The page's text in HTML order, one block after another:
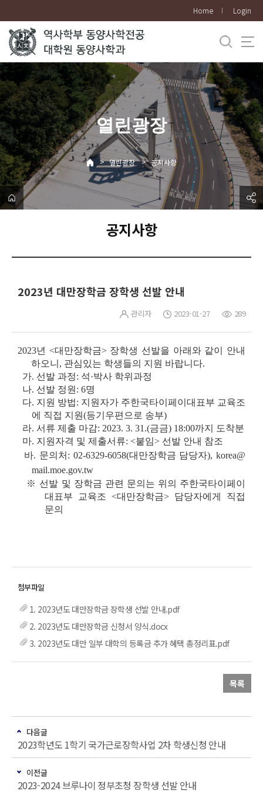
로
메
뉴
Home Login
열린광장
> 열린광장 > 공지사항
공지사항
2023년 대만장학금 장학생 선발 안내
관리자 2023-01-27 289
2023년 <대만장학금> 장학생 선발을 아래와 같이 안내
하오니, 관심있는 학생들의 지원 바랍니다.
가. 선발 과정: 석·박사 학위과정
나. 선발 정원: 6명
다. 지원 방법: 지원자가 주한국타이페이대표부 교육조
에 직접 지원(등기우편으로 송부)
라. 서류 제출 마감: 2023. 3. 31.(금금) 18:00까지 도착분
마. 지원자격 및 제출서류: <붙임> 선발 안내 참조
바. 문의처: 02-6329-6058(대만장학금 담당자), korea@
mail.moe.gov.tw
※ 선발 및 장학금 관련 문의는 위의 주한국타이페이
대표부 교육조 <대만장학금> 담당자에게 직접
문의
1. 2023년도 대만장학금 장학생 선발 안내.pdf
2. 2023년도 대만장학금 신청서 양식.docx
3. 2023년도 대만 일부 대학의 등록금 추가 혜택 총정리표.pdf
목록
다음글
2023학년도 1학기 국가근로장학사업 2차 학생신청 안내
이전글
2023-2024 브루나이 정부초청 장학생 선발 안내